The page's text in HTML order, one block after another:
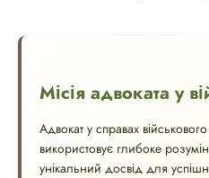
Місія адвоката у
Адвокат у справах
використовує глибоке
унікальний досвід для